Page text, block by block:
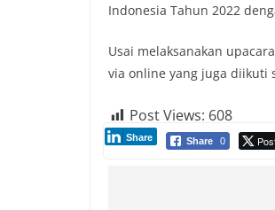
Indonesia Tahun 2022
Usai melaksanakan
via online yang juga diikuti
Post Views: 608
Share 0
Share